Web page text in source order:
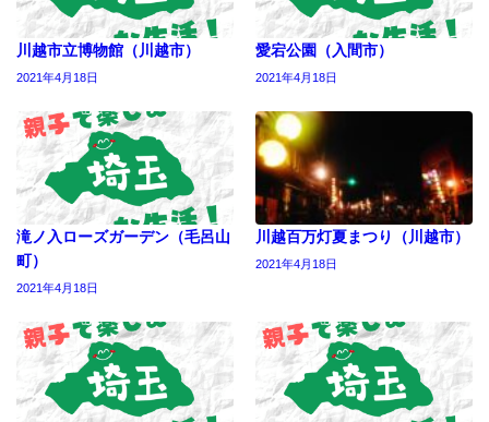
川越市立博物館（川越市）
2021年4月18日
愛宕公園（入間市）
2021年4月18日
滝ノ入ローズガーデン（毛呂山
町）
2021年4月18日
川越百万灯夏まつり（川越市）
2021年4月18日